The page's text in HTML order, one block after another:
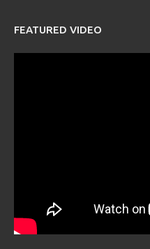
FEATURED VIDEO